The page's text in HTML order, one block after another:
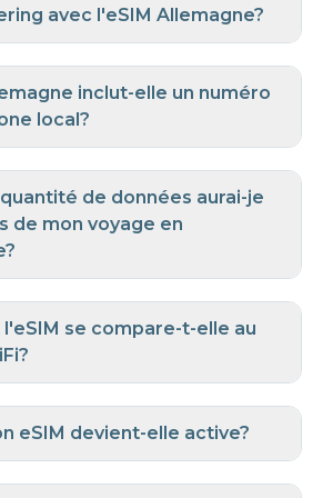
avec l'eSIM Allemagne?
inclut-elle un numéro
local?
de données aurai-je
de mon voyage en
se compare-t-elle au
eSIM devient-elle active?